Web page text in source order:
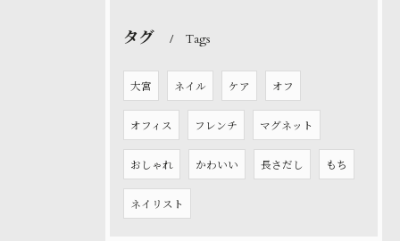
タグ Tags
大宮 ネイル ケア オフ
オフィス フレンチ マグネット
おしゃれ かわいい 長さだし もち
ネイリスト